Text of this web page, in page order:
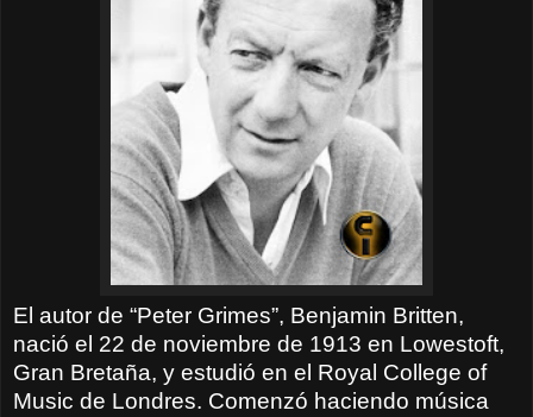
El autor de “Peter Grimes”, Benjamin Britten,
nació el 22 de noviembre de 1913 en Lowestoft,
Gran Bretaña, y estudió en el Royal College of
Music de Londres. Comenzó haciendo música